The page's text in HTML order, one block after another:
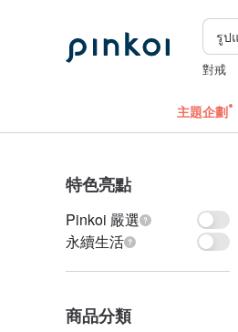
對戒
主題企劃
特色亮點
Pinkoi 嚴選
永續生活
商品分類